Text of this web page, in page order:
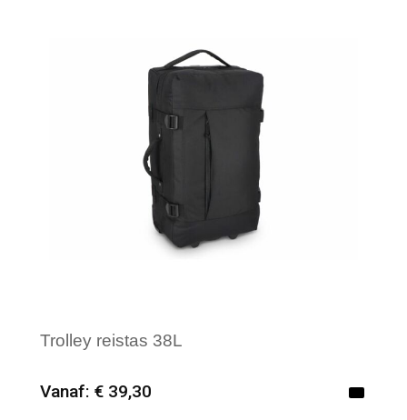
Trolley reistas 38L
Vanaf: € 39,30